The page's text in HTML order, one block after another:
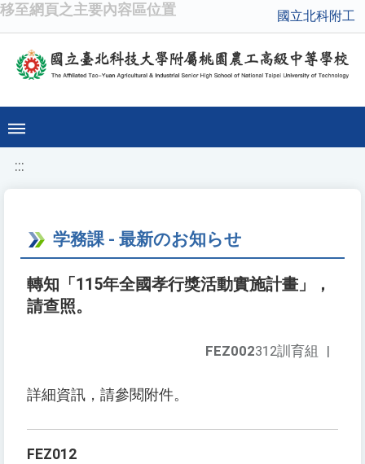
移至網頁之主要內容區位置 國立北科附工
:::
学務課 - 最新のお知らせ
轉知「115年全國孝行獎活動實施計畫」，
請查照。
FEZ002312訓育組 |
詳細資訊，請參閱附件。
FEZ012